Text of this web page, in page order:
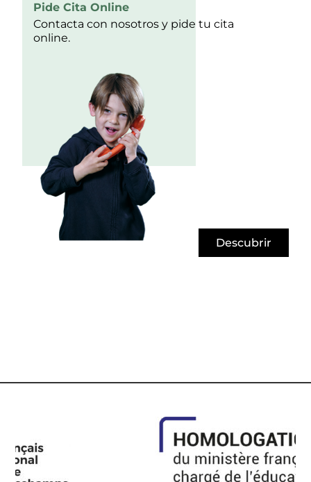
Pide Cita Online
Contacta con nosotros y pide tu cita
online.
Descubrir